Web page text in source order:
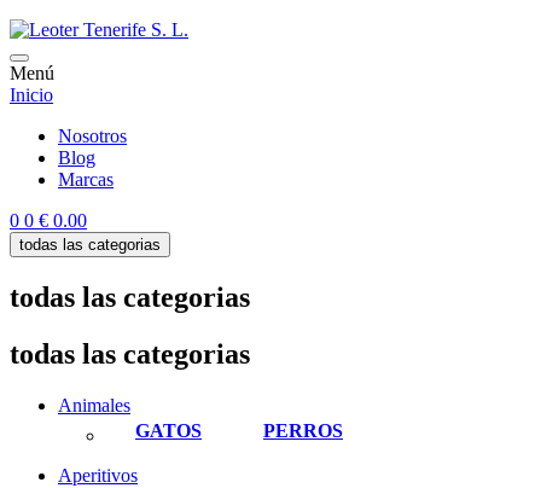
Menú
Inicio
Nosotros
Blog
Marcas
0 0 € 0.00
todas las categorias
todas las categorias
todas las categorias
Animales
GATOS
PERROS
Aperitivos